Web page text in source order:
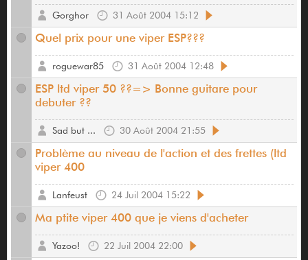
31 Août 2004 15:12
Gorghor
Quel prix pour une viper ESP???
31 Août 2004 12:48
roguewar85
ESP ltd viper 50 ??=> Bonne guitare pour
debuter ??
30 Août 2004 21:55
Sad but ...
Problème au niveau de l'action et des frettes (ltd
viper 400
24 Juil 2004 15:22
Lanfeust
Ma ptite viper 400 que je viens d'acheter
22 Juil 2004 22:00
Yazoo!